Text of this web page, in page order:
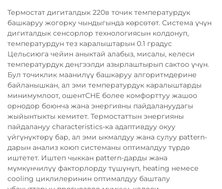
Термостат дигиталдык 220в точик температурдук
башкаруу жогорку чындыгында көрсөтөт. Система үчүн
дигиталдык сенсорлор технологиясын колдонуп,
температурдун тез каралыштарын 0.1 градус
Цельсиюга чейин аныктай алабыз, мисалы, келеси
температурдук деңгээлди азырлаштырып сактоо үчүн.
Бул точиклик маанилүү башкаруу алгоритмдерине
байланышкан, ал эми температурдук каралыштарды
минимумлоот, ошентCHE более комфорттуу жашоо
орнодор боюнча жана энергияны пайдалануудагы
жыйынтыкты кемитет. Термостаттын энергияны
пайдалануу characteristics-ка адаптивдуу окуу
үйгүнүктөрү бар, ал эми ыкмалдуу жана сулуу pattern-
дарын анализ коюп системаны оптималдуу түрдө
иштетет. Иштеп чыккан pattern-дарды жана
мүмкүнчилүү факторлорду түшүнүп, heating немесе
cooling циклилеринин оптималдуу башталу